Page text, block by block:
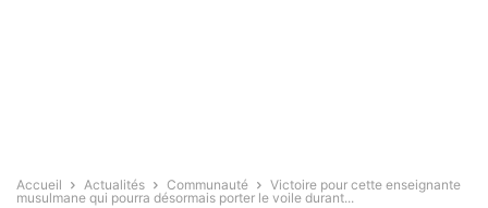
Accueil Actualités Communauté
Victoire pour cette enseignante
musulmane qui pourra désormais porter le voile durant...